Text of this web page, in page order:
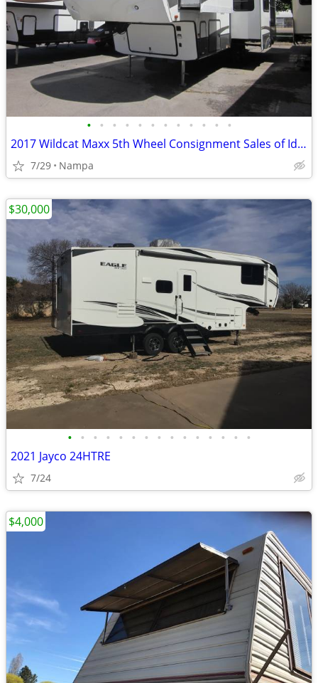
• • • • • • • • • • • •
2017 Wildcat Maxx 5th Wheel Consignment Sales of Idaho
7/29 Nampa
• • • • • • • • • • • • • • •
2021 Jayco 24HTRE
7/24
$30,000
$4,000